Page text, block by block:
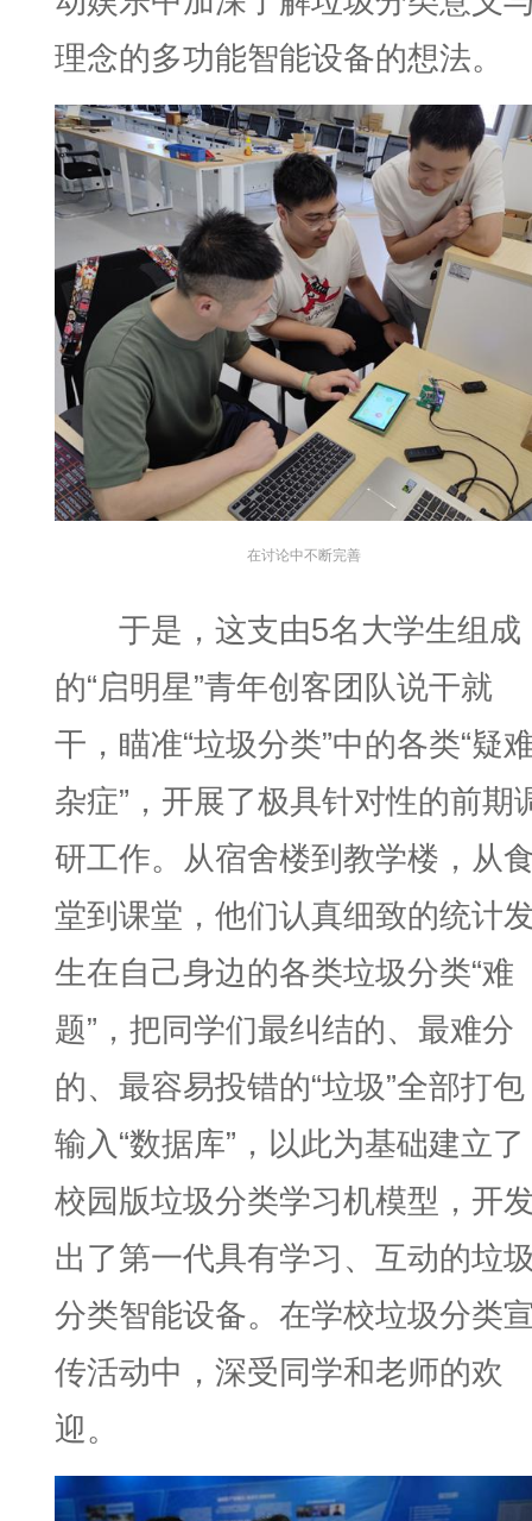
理念的多功能智能设备的想法。
在讨论中不断完善
于是，这支由5名大学生组成
的“启明星”青年创客团队说干就
干，瞄准“垃圾分类”中的各类“疑
杂症”，开展了极具针对性的前期
研工作。从宿舍楼到教学楼，从
堂到课堂，他们认真细致的统计
生在自己身边的各类垃圾分类“难
题”，把同学们最纠结的、最难分
的、最容易投错的“垃圾”全部打包
输入“数据库”，以此为基础建立了
校园版垃圾分类学习机模型，开
出了第一代具有学习、互动的垃
分类智能设备。在学校垃圾分类
传活动中，深受同学和老师的欢
迎。